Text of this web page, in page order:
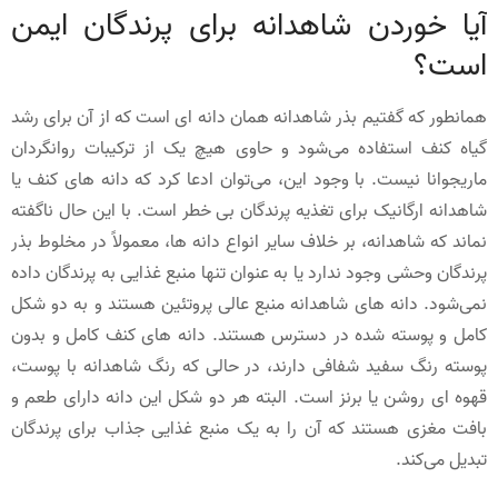
آیا خوردن شاهدانه برای پرندگان ایمن
است؟
همانطور که گفتیم بذر شاهدانه همان دانه ای است که از آن برای رشد
گیاه کنف استفاده می‌شود و حاوی هیچ یک از ترکیبات روانگردان
ماریجوانا نیست. با وجود این، می‌توان ادعا کرد که دانه های کنف یا
شاهدانه ارگانیک برای تغذیه پرندگان بی خطر است. با این حال ناگفته
نماند که شاهدانه، بر خلاف سایر انواع دانه ها، معمولاً در مخلوط بذر
پرندگان وحشی وجود ندارد یا به عنوان تنها منبع غذایی به پرندگان داده
نمی‌شود. دانه های شاهدانه منبع عالی پروتئین هستند و به دو شکل
کامل و پوسته شده در دسترس هستند. دانه های کنف کامل و بدون
پوسته رنگ سفید شفافی دارند، در حالی که رنگ شاهدانه با پوست،
قهوه ای روشن یا برنز است. البته هر دو شکل این دانه دارای طعم و
بافت مغزی هستند که آن را به یک منبع غذایی جذاب برای پرندگان
تبدیل می‌کند.